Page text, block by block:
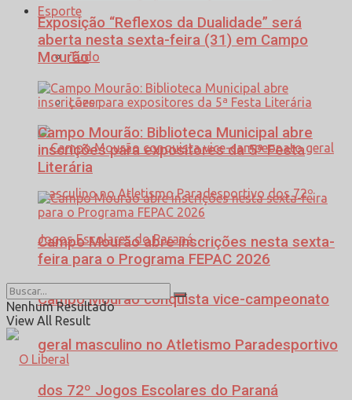
Esporte
Tudo
Lazer
Campo Mourão conquista vice-campeonato
geral masculino no Atletismo Paradesportivo
dos 72º Jogos Escolares do Paraná
Exposição “Reflexos da Dualidade” será
aberta nesta sexta-feira (31) em Campo
Mourão
Campo Mourão: Biblioteca Municipal abre
inscrições para expositores da 5ª Festa
Literária
Campo Mourão abre inscrições nesta sexta-
feira para o Programa FEPAC 2026
Nenhum Resultado
View All Result